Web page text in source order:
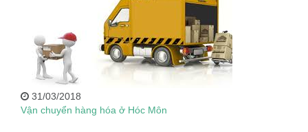
31/03/2018
Vận chuyển hàng hóa ở Hóc Môn